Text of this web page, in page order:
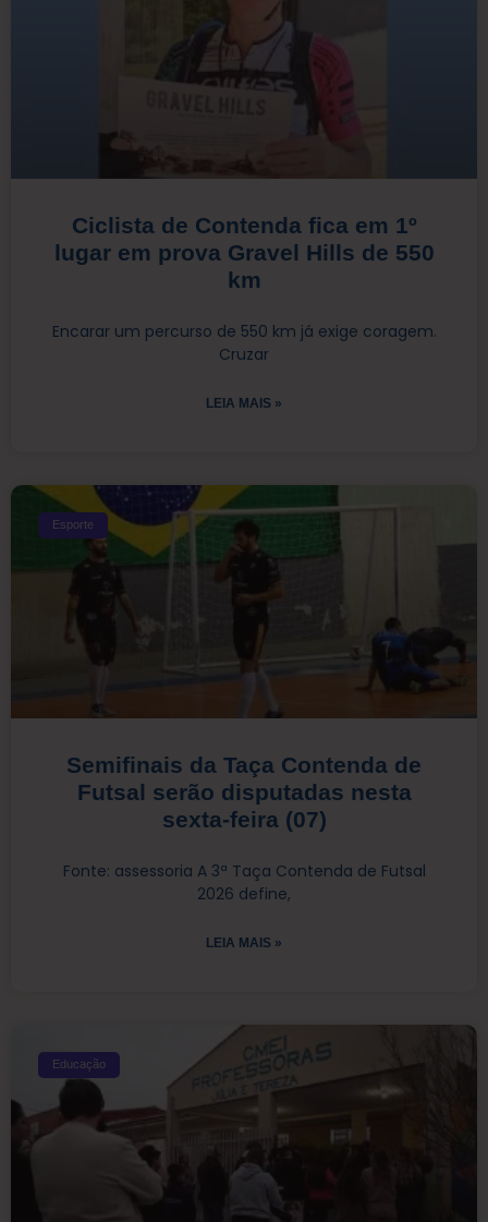
Ciclista de Contenda fica em 1º
lugar em prova Gravel Hills de 550
km
Encarar um percurso de 550 km já exige coragem.
Cruzar
LEIA MAIS »
Esporte
Semifinais da Taça Contenda de
Futsal serão disputadas nesta
sexta-feira (07)
Fonte: assessoria A 3ª Taça Contenda de Futsal
2026 define,
LEIA MAIS »
Educação